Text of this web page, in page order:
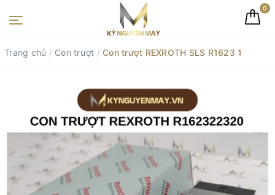
0
Trang chủ / Con trượt / Con trượt REXROTH SLS R1623 1